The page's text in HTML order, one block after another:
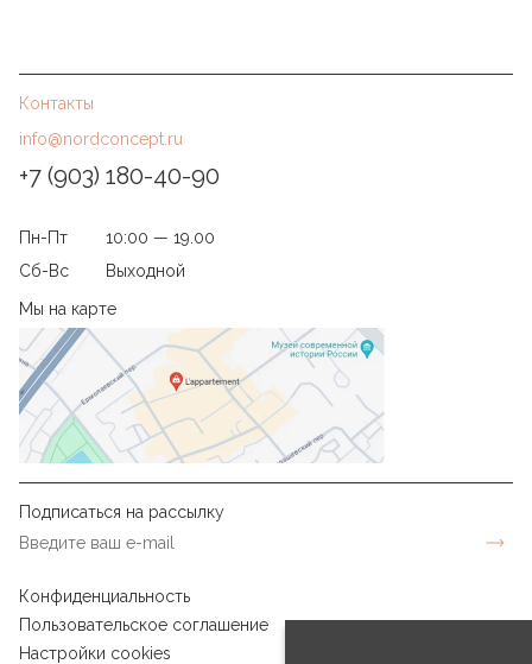
Контакты
info@nordconcept.ru
+7 (903) 180-40-90
Пн-Пт
10:00 — 19.00
Сб-Вс
Выходной
Мы на карте
Подписаться на рассылку
Конфиденциальность
Пользовательское соглашение
Настройки cookies